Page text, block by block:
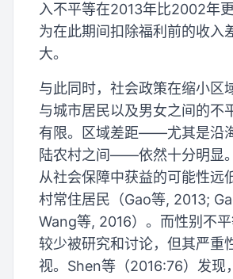
入不平等在2013年比2002年
为在此期间扣除福利前的收入
大。
与此同时，社会政策在缩小区
与城市居民以及男女之间的不
有限。区域差距——尤其是沿
陆农村之间——依然十分明显
从社会保障中获益的可能性远
村常住居民（Gao等, 2013;
Wang等, 2016）。而性别不
较少被研究和讨论，但其严重
视。Shen等（2016:76）发现